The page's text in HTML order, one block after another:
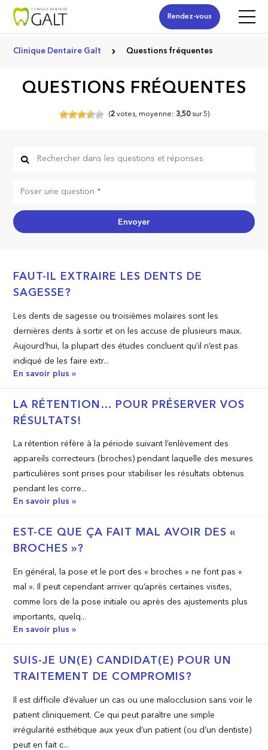
Rendez-vous
Clinique Dentaire Galt Questions fréquentes
QUESTIONS FRÉQUENTES
(2votes, moyenne: 3,50sur5)
Envoyer
FAUT-IL EXTRAIRE LES DENTS DE
SAGESSE?
Les dents de sagesse ou troisièmes molaires sont les
dernières dents à sortir et on les accuse de plusieurs maux.
Aujourd’hui, la plupart des études concluent qu’il n’est pas
indiqué de les faire extr...
En savoir plus »
LA RÉTENTION… POUR PRÉSERVER VOS
RÉSULTATS!
La rétention réfère à la période suivant l’enlèvement des
appareils correcteurs (broches) pendant laquelle des mesures
particulières sont prises pour stabiliser les résultats obtenus
pendant les corre...
En savoir plus »
EST-CE QUE ÇA FAIT MAL AVOIR DES «
BROCHES »?
En général, la pose et le port des « broches » ne font pas «
mal ». Il peut cependant arriver qu’après certaines visites,
comme lors de la pose initiale ou après des ajustements plus
importants, quelq...
En savoir plus »
SUIS-JE UN(E) CANDIDAT(E) POUR UN
TRAITEMENT DE COMPROMIS?
Il est difficile d’évaluer un cas ou une malocclusion sans voir le
patient cliniquement. Ce qui peut paraître une simple
irrégularité esthétique aux yeux d’un patient (ou d’un dentiste)
peut en fait c...